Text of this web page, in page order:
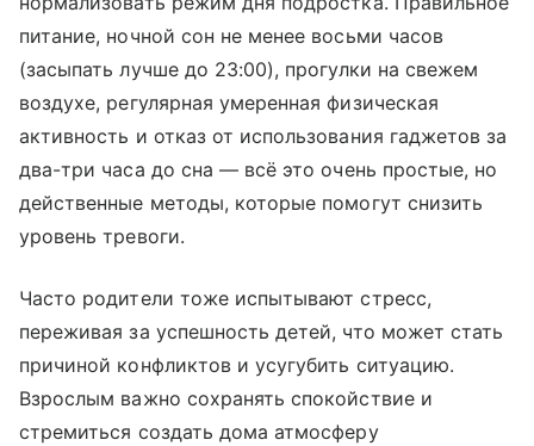
питание, ночной сон не менее восьми часов
(засыпать лучше до 23:00), прогулки на свежем
воздухе, регулярная умеренная физическая
активность и отказ от использования гаджетов за
два-три часа до сна — всё это очень простые, но
действенные методы, которые помогут снизить
уровень тревоги.
Часто родители тоже испытывают стресс,
переживая за успешность детей, что может стать
причиной конфликтов и усугубить ситуацию.
Взрослым важно сохранять спокойствие и
стремиться создать дома атмосферу